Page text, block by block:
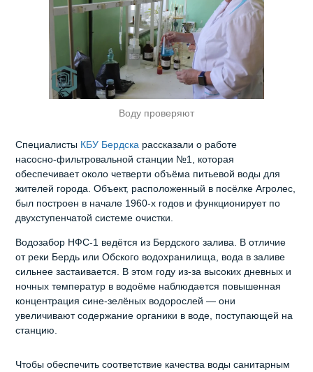
Воду проверяют
Специалисты КБУ Бердска рассказали о работе
насосно‑фильтровальной станции №1, которая
обеспечивает около четверти объёма питьевой воды для
жителей города. Объект, расположенный в посёлке Агролес,
был построен в начале 1960‑х годов и функционирует по
двухступенчатой системе очистки.
Водозабор НФС‑1 ведётся из Бердского залива. В отличие
от реки Бердь или Обского водохранилища, вода в заливе
сильнее застаивается. В этом году из‑за высоких дневных и
ночных температур в водоёме наблюдается повышенная
концентрация сине‑зелёных водорослей — они
увеличивают содержание органики в воде, поступающей на
станцию.
Чтобы обеспечить соответствие качества воды санитарным